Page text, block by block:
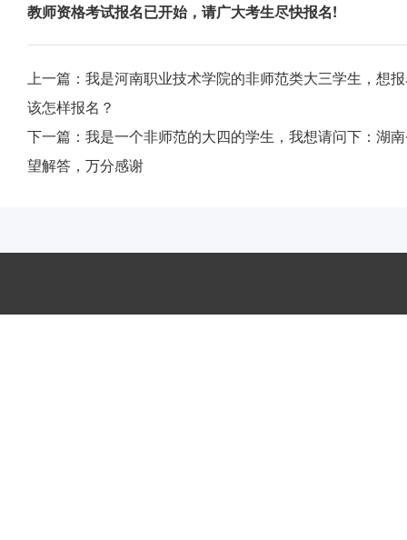
教师资格考试报名已开始，请广大考生尽快报名!
上一篇： 我是河南职业技术学院的非师范类大三学生，想
该怎样报名？
下一篇： 我是一个非师范的大四的学生，我想请问下：湖
望解答，万分感谢